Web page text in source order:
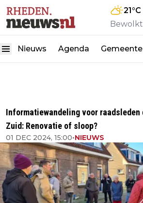
21°C
Bewolkt
Nieuws Agenda Gemeente
Informatiewandeling voor raadsleden
Zuid: Renovatie of sloop?
01 DEC 2024, 15:00•NIEUWS